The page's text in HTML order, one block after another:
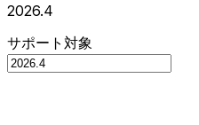
2026.4
サポート対象